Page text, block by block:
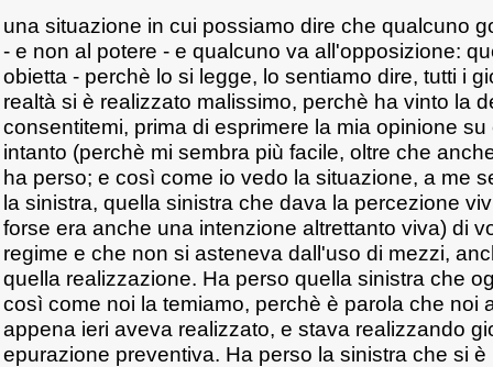
una situazione in cui possiamo dire che qualcuno
- e non al potere - e qualcuno va all'opposizione:
obietta - perchè lo si legge, lo sentiamo dire, tutti i
realtà si è realizzato malissimo, perchè ha vinto la
consentitemi, prima di esprimere la mia opinione
intanto (perchè mi sembra più facile, oltre che
ha perso; e così come io vedo la situazione, a me
la sinistra, quella sinistra che dava la percezione
forse era anche una intenzione altrettanto viva) di
regime e che non si asteneva dall'uso di mezzi,
quella realizzazione. Ha perso quella sinistra che
così come noi la temiamo, perchè è parola che noi
appena ieri aveva realizzato, e stava realizzando
epurazione preventiva. Ha perso la sinistra che si è